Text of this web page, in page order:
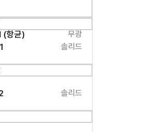
(항균) 무광
솔리드
솔리드